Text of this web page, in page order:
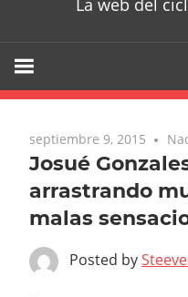
La web del
septiembre 9, 2015
Josué
arrastrando
malas
Posted by